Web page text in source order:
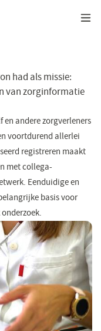
had als missie:
van zorginformatie
andere zorgverleners
voortdurend allerlei
registreren maakt
met collega-
Eenduidige en
basis voor